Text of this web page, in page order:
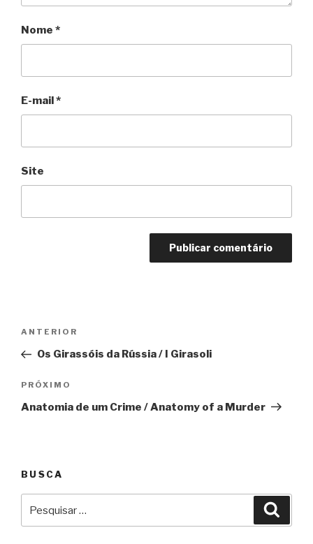
Nome *
E-mail*
Site
Post
Anterior
ANTERIOR
Os Girassóis da Rússia / I Girasoli
Próximo
PRÓXIMO
Anatomia de um Crime / Anatomy of a Murder
BUSCA
por: